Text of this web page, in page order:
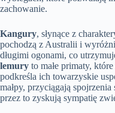
zachowanie.
Kangury, słynące z
pochodzą z Australii i
długimi ogonami, co
lemury to małe primaty,
podkreśla ich towarzyskie
małpy, przyciągają
przez to zyskują sympatię